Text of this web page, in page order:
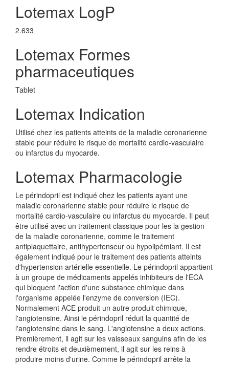
Lotemax LogP
2.633
Lotemax Formes
pharmaceutiques
Tablet
Lotemax Indication
Utilisé chez les patients atteints de la maladie coronarienne
stable pour réduire le risque de mortalité cardio-vasculaire
ou infarctus du myocarde.
Lotemax Pharmacologie
Le périndopril est indiqué chez les patients ayant une
maladie coronarienne stable pour réduire le risque de
mortalité cardio-vasculaire ou infarctus du myocarde. Il peut
être utilisé avec un traitement classique pour les la gestion
de la maladie coronarienne, comme le traitement
antiplaquettaire, antihypertenseur ou hypolipémiant. Il est
également indiqué pour le traitement des patients atteints
d'hypertension artérielle essentielle. Le périndopril appartient
à un groupe de médicaments appelés inhibiteurs de l'ECA
qui bloquent l'action d'une substance chimique dans
l'organisme appelée l'enzyme de conversion (IEC).
Normalement ACE produit un autre produit chimique,
l'angiotensine. Ainsi le périndopril réduit la quantité de
l'angiotensine dans le sang. L'angiotensine a deux actions.
Premièrement, il agit sur les vaisseaux sanguins afin de les
rendre étroits et deuxièmement, il agit sur les reins à
produire moins d'urine. Comme le périndopril arrête la